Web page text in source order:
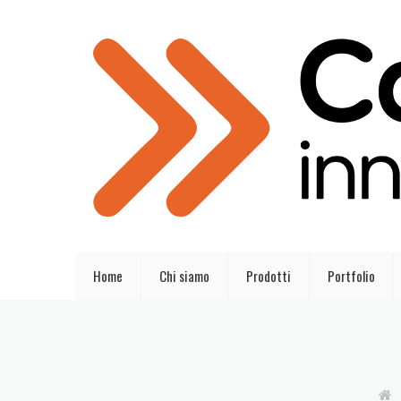
Home Chi siamo Prodotti Portfolio